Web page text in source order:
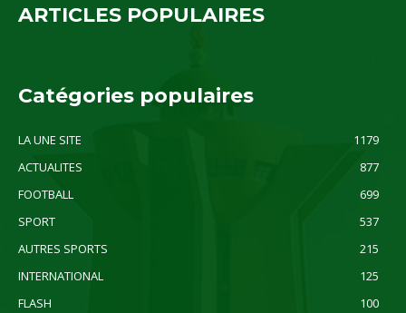
ARTICLES POPULAIRES
Catégories populaires
LA UNE SITE
1179
ACTUALITES
877
FOOTBALL
699
SPORT
537
AUTRES SPORTS
215
INTERNATIONAL
125
FLASH
100